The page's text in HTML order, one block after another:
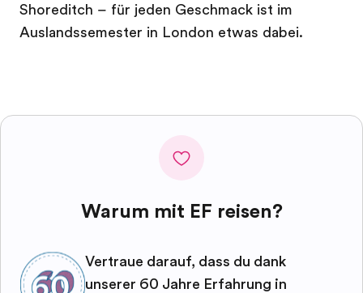
Shoreditch – für jeden Geschmack ist im
Auslandssemester in London etwas dabei.
Warum mit EF reisen?
Vertraue darauf, dass du dank
unserer 60 Jahre Erfahrung in